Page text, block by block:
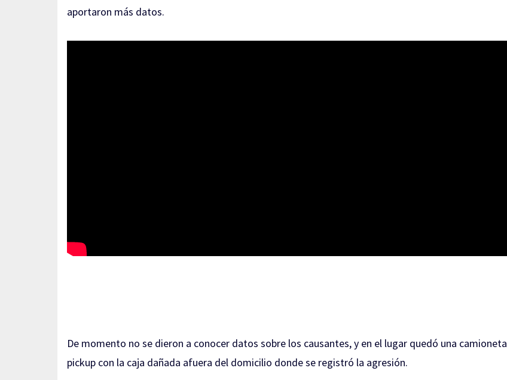
aportaron más datos.
De momento no se dieron a conocer datos sobre los causantes, y en el lugar quedó una camioneta
pickup con la caja dañada afuera del domicilio donde se registró la agresión.